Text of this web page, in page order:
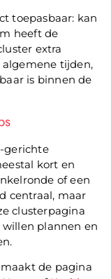
toepasbaar: kan
heeft de
extra
tijden,
is binnen de
gerichte
kort en
of een
centraal, maar
clusterpagina
plannen en
de pagina